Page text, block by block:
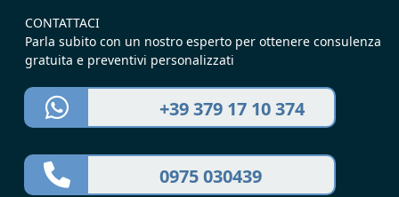
CONTATTACI
Parla subito con un nostro esperto per ottenere consulenza
gratuita e preventivi personalizzati
+39 379 17 10 374
0975 030439